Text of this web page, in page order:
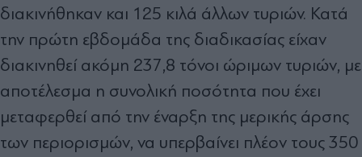
διακινήθηκαν και 125 κιλά άλλων τυριών. Κατά
την πρώτη εβδομάδα της διαδικασίας είχαν
διακινηθεί ακόμη 237,8 τόνοι ώριμων τυριών, με
αποτέλεσμα η συνολική ποσότητα που έχει
μεταφερθεί από την έναρξη της μερικής άρσης
των περιορισμών, να υπερβαίνει πλέον τους 350